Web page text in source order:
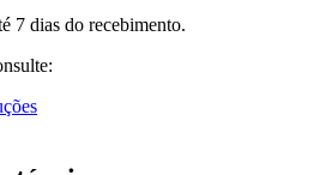
7 dias do recebimento.